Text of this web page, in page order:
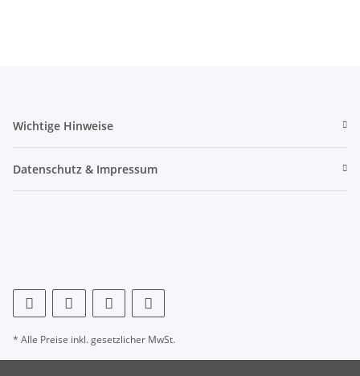
Wichtige Hinweise
Datenschutz & Impressum
* Alle Preise inkl. gesetzlicher MwSt.